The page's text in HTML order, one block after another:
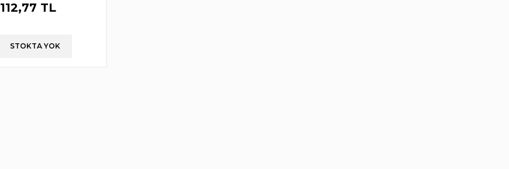
112,77 TL
STOKTA YOK